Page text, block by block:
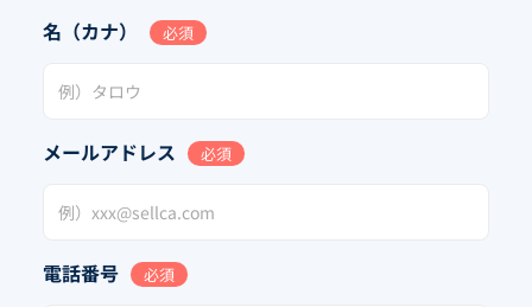
名（カナ） 必須
メールアドレス 必須
電話番号 必須